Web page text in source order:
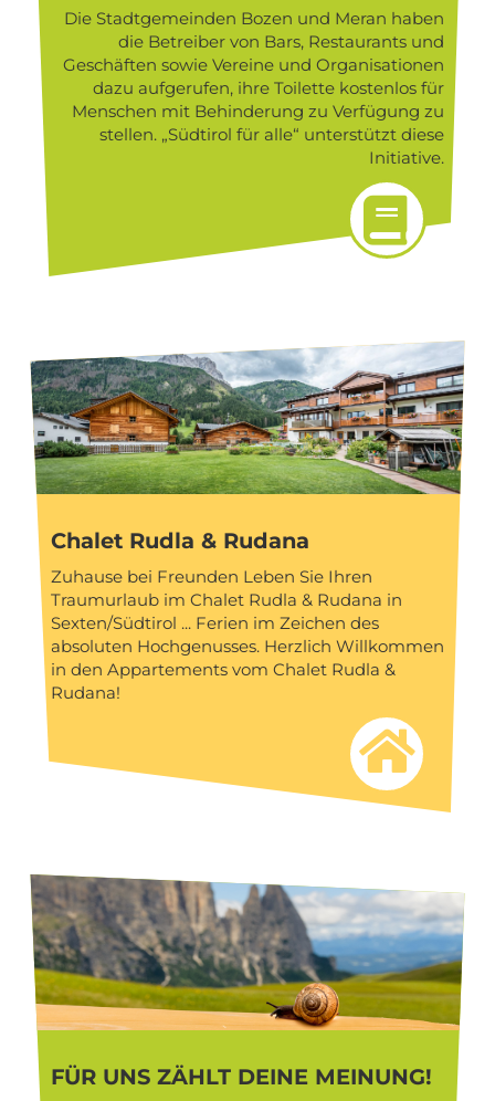
Die Stadtgemeinden Bozen und Meran haben
die Betreiber von Bars, Restaurants und
Geschäften sowie Vereine und Organisationen
dazu aufgerufen, ihre Toilette kostenlos für
Menschen mit Behinderung zu Verfügung zu
stellen. „Südtirol für alle“ unterstützt diese
Initiative.
Chalet Rudla & Rudana
Zuhause bei Freunden Leben Sie Ihren
Traumurlaub im Chalet Rudla & Rudana in
Sexten/Südtirol ... Ferien im Zeichen des
absoluten Hochgenusses. Herzlich Willkommen
in den Appartements vom Chalet Rudla &
Rudana!
FÜR UNS ZÄHLT DEINE MEINUNG!